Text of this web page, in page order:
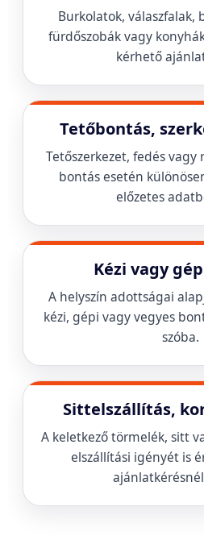
Burkolatok, válaszfalak,
fürdőszobák vagy
kérhető
Tetőbontás,
Tetőszerkezet, fedés vagy
bontás esetén
előzetes
Kézi vagy
A helyszín adottságai
kézi, gépi vagy vegyes
szóba.
Sittelszállítás,
A keletkező törmelék, sitt
elszállítási igényét is